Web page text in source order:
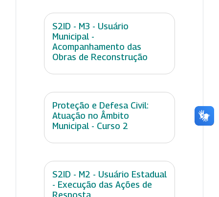
S2ID - M3 - Usuário
Municipal -
Acompanhamento das
Obras de Reconstrução
Proteção e Defesa Civil:
Atuação no Âmbito
Municipal - Curso 2
S2ID - M2 - Usuário Estadual
- Execução das Ações de
Resposta